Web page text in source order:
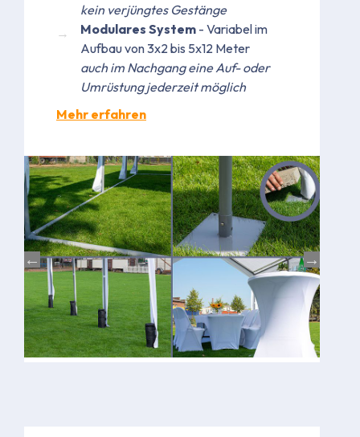
kein verjüngtes Gestänge
Modulares System - Variabel im
Aufbau von 3x2 bis 5x12 Meter
auch im Nachgang eine Auf- oder
Umrüstung jederzeit möglich
Mehr erfahren